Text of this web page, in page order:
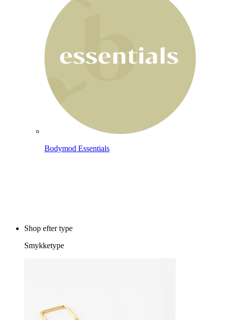
Bodymod Essentials
Shop efter type
Smykketype